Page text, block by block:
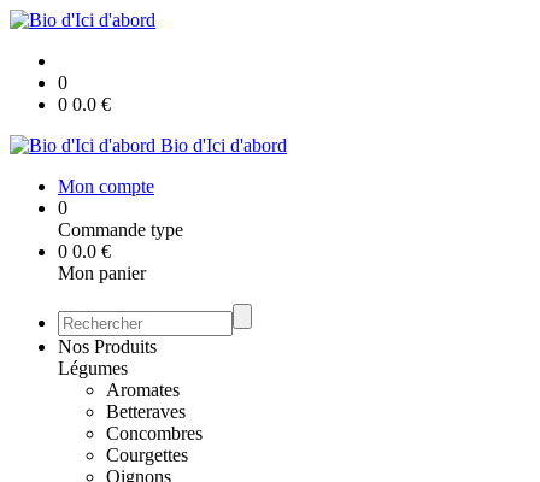
0
0 0.0 €
Bio d'Ici d'abord
Mon compte
0
Commande type
0 0.0 €
Mon panier
Nos Produits
Légumes
Aromates
Betteraves
Concombres
Courgettes
Oignons